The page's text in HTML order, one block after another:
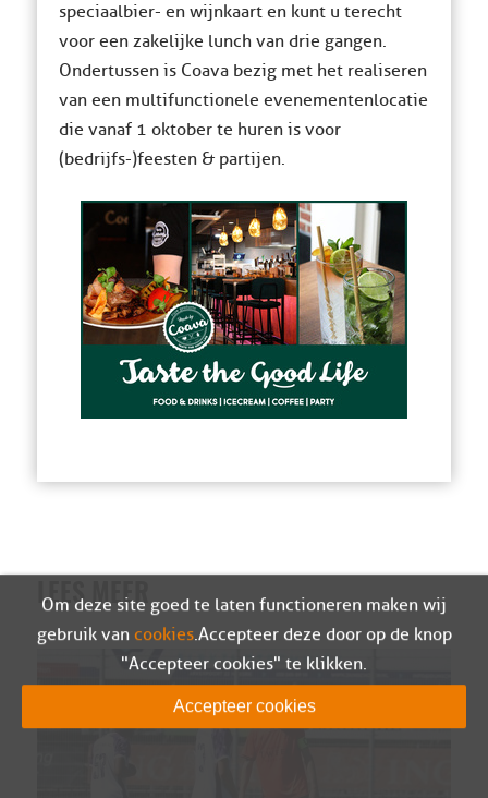
speciaalbier- en wijnkaart en kunt u terecht
voor een zakelijke lunch van drie gangen.
Ondertussen is Coava bezig met het realiseren
van een multifunctionele evenementenlocatie
die vanaf 1 oktober te huren is voor
(bedrijfs-)feesten & partijen.
LEES MEER
Om deze site goed te laten functioneren maken wij
gebruik van cookies. Accepteer deze door op de knop
"Accepteer cookies" te klikken.
Accepteer cookies